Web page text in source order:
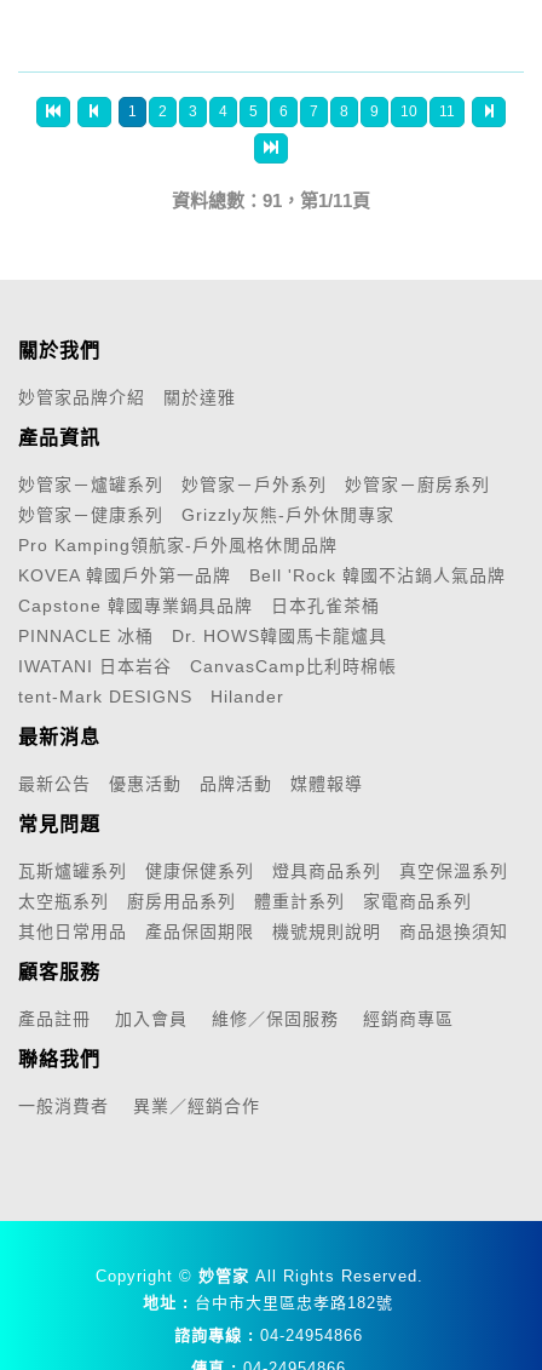
1 2 3 4 5 6 7 8 9 10 11
資料總數：91，第1/11頁
關於我們
妙管家品牌介紹 關於達雅
產品資訊
妙管家－爐罐系列 妙管家－戶外系列
妙管家－廚房系列
妙管家－健康系列
Grizzly灰熊-戶外休閒專家
Pro Kamping領航家-戶外風格休閒品牌
KOVEA 韓國戶外第一品牌
Bell 'Rock 韓國不沾鍋人氣品牌
Capstone 韓國專業鍋具品牌
日本孔雀茶桶
PINNACLE 冰桶
Dr. HOWS韓國馬卡龍爐具
IWATANI 日本岩谷
CanvasCamp比利時棉帳
tent-Mark DESIGNS
Hilander
最新消息
最新公告 優惠活動 品牌活動 媒體報導
常見問題
瓦斯爐罐系列 健康保健系列 燈具商品系列
真空保溫系列
太空瓶系列
廚房用品系列 體重計系列
家電商品系列
其他日常用品
產品保固期限 機號規則說明 商品退換須知
顧客服務
產品註冊 加入會員 維修／保固服務 經銷商專區
聯絡我們
一般消費者 異業／經銷合作
Copyright © 妙管家 All Rights Reserved.
地址 : 台中市大里區忠孝路182號
諮詢專線 : 04-24954866